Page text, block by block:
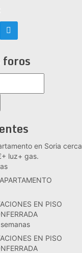
foros
en Soria cerca
luz+ gas.
EN PISO
EN PISO